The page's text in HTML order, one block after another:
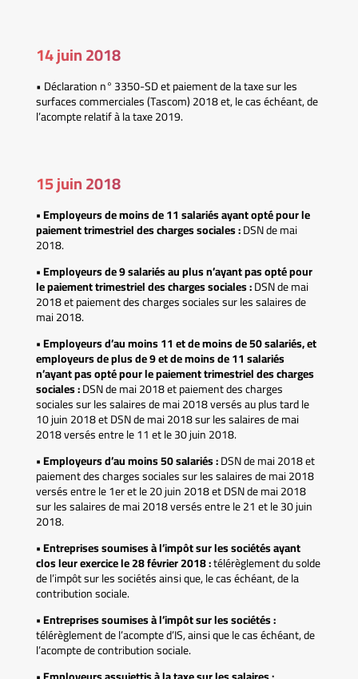
14 juin 2018
• Déclaration n° 3350-SD et paiement de la taxe sur les
surfaces commerciales (Tascom) 2018 et, le cas échéant, de
l’acompte relatif à la taxe 2019.
15 juin 2018
• Employeurs de moins de 11 salariés ayant opté pour le
paiement trimestriel des charges sociales :DSN de mai
2018.
• Employeurs de 9 salariés au plus n’ayant pas opté pour
le paiement trimestriel des charges sociales :DSN de mai
2018 et paiement des charges sociales sur les salaires de
mai 2018.
• Employeurs d’au moins 11 et de moins de 50 salariés, et
employeurs de plus de 9 et de moins de 11 salariés
n’ayant pas opté pour le paiement trimestriel des charges
sociales :DSN de mai 2018 et paiement des charges
sociales sur les salaires de mai 2018 versés au plus tard le
10 juin 2018 et DSN de mai 2018 sur les salaires de mai
2018 versés entre le 11 et le 30 juin 2018.
• Employeurs d’au moins 50 salariés :DSN de mai 2018 et
paiement des charges sociales sur les salaires de mai 2018
versés entre le 1er et le 20 juin 2018 et DSN de mai 2018
sur les salaires de mai 2018 versés entre le 21 et le 30 juin
2018.
• Entreprises soumises à l’impôt sur les sociétés ayant
clos leur exercice le 28 février 2018 :télérèglement du solde
de l’impôt sur les sociétés ainsi que, le cas échéant, de la
contribution sociale.
• Entreprises soumises à l’impôt sur les sociétés :
télérèglement de l’acompte d’IS, ainsi que le cas échéant, de
l’acompte de contribution sociale.